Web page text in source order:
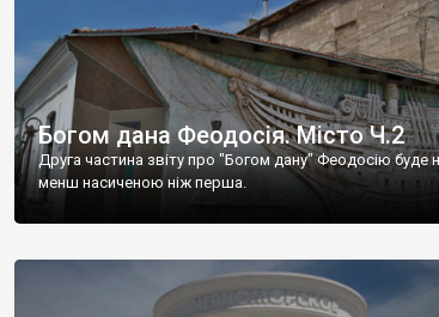
Богом дана Феодосія. Місто Ч.2
Друга частина звіту про "Богом дану" Феодосію буде
менш насиченою ніж перша.